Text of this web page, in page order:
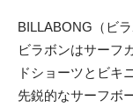
BILLABONG（ビラ
ビラボンはサーフ
ドショーツとビキ
先鋭的なサーフボ